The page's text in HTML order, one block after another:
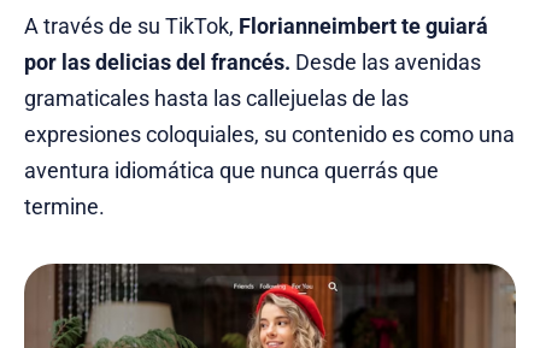
A través de su TikTok, Florianneimbert te guiará
por las delicias del francés. Desde las avenidas
gramaticales hasta las callejuelas de las
expresiones coloquiales, su contenido es como una
aventura idiomática que nunca querrás que
termine.